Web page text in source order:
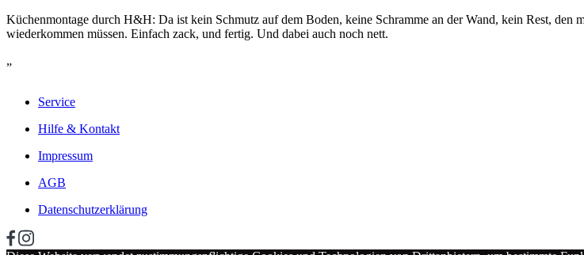
Küchenmontage durch H&H: Da ist kein Schmutz auf dem Boden, keine Schramme an der Wand, kein Rest, den
wiederkommen müssen. Einfach zack, und fertig. Und dabei auch noch nett.
„
Service
Hilfe & Kontakt
Impressum
AGB
Datenschutzerklärung